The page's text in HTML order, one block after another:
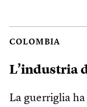
COLOMBIA
L’industria
La guerriglia